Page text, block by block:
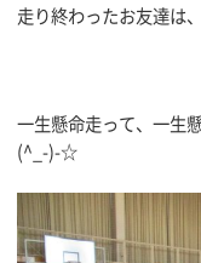
走り終わったお友達は
一生懸命走って、一生
(^_-)-☆